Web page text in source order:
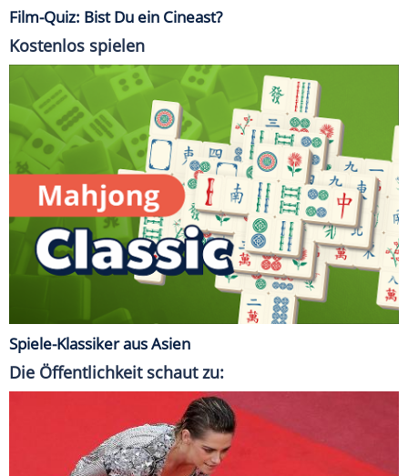
Film-Quiz: Bist Du ein Cineast?
Kostenlos spielen
Spiele-Klassiker aus Asien
Die Öffentlichkeit schaut zu: